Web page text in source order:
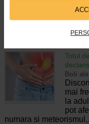
Totul
Boli
mai
la
pot
numara si